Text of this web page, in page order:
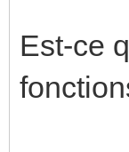
Est-ce